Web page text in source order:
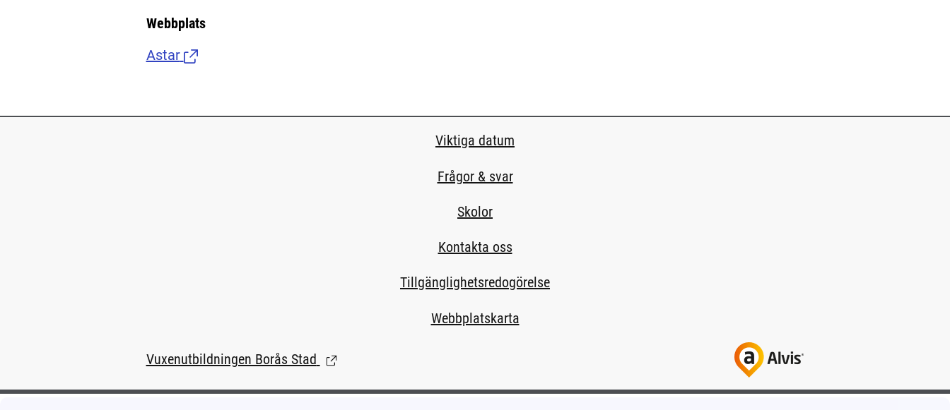
Webbplats
Astar (Länk till extern sida.)
Viktiga datum
Frågor & svar
Skolor
Kontakta oss
Tillgänglighetsredogörelse
Webbplatskarta
Vuxenutbildningen Borås Stad (Länk till extern sida.)